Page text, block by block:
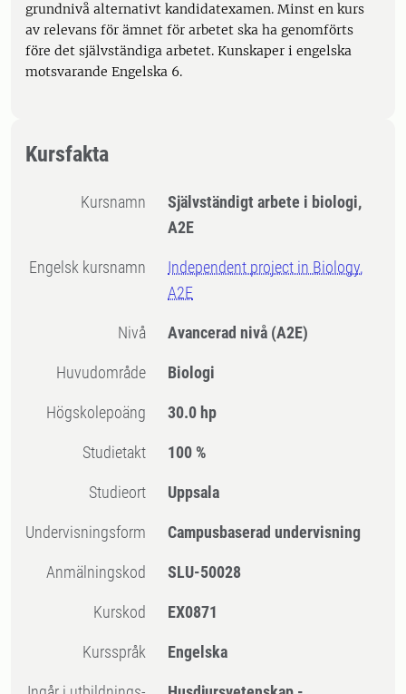
grundnivå alternativt kandidatexamen. Minst en kurs
av relevans för ämnet för arbetet ska ha genomförts
före det självständiga arbetet. Kunskaper i engelska
motsvarande Engelska 6.
Kursfakta
Kursnamn
Självständigt arbete i biologi,
A2E
Engelsk kursnamn
Independent project in Biology,
A2E
Nivå Avancerad nivå (A2E)
Huvudområde Biologi
högskolepoäng 30.0 hp
Studietakt 100 %
Studieort Uppsala
Undervisningsform Campusbaserad undervisning
Anmälningskod SLU-50028
Kurskod EX0871
Kursspråk Engelska